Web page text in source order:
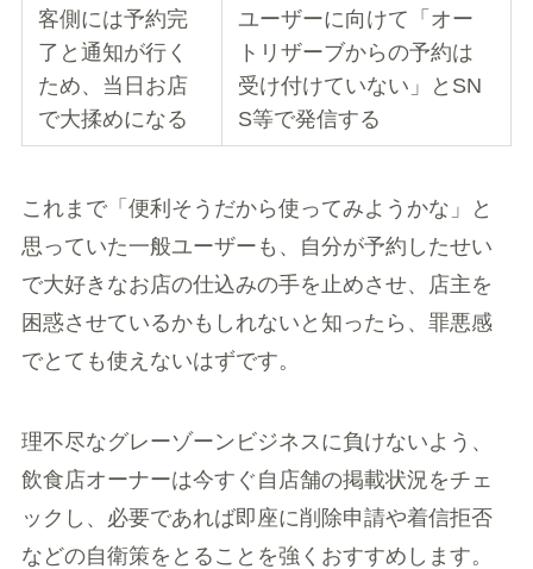
客側には予約完
了と通知が行く
ため、当日お店
で大揉めになる
ユーザーに向けて「オー
トリザーブからの予約は
受け付けていない」とSN
S等で発信する
これまで「便利そうだから使ってみようかな」と
思っていた一般ユーザーも、自分が予約したせい
で大好きなお店の仕込みの手を止めさせ、店主を
困惑させているかもしれないと知ったら、罪悪感
でとても使えないはずです。
理不尽なグレーゾーンビジネスに負けないよう、
飲食店オーナーは今すぐ自店舗の掲載状況をチェ
ックし、必要であれば即座に削除申請や着信拒否
などの自衛策をとることを強くおすすめします。